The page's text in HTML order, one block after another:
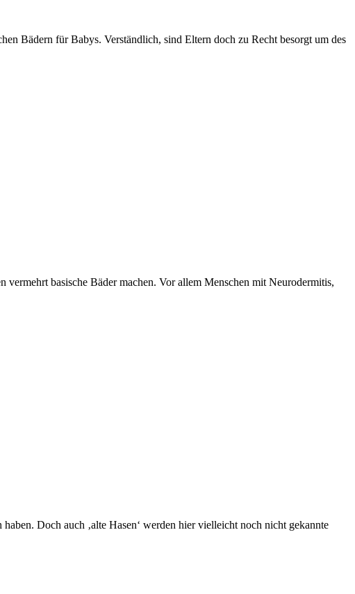
Bädern für Babys. Verständlich, sind Eltern doch zu Recht besorgt um des
vermehrt basische Bäder machen. Vor allem Menschen mit Neurodermitis,
Doch auch ‚alte Hasen‘ werden hier vielleicht noch nicht gekannte